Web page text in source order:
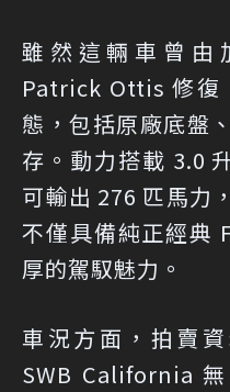
雖然這輛車曾由
Patrick Ottis 修復
態，包括原廠底盤
存。動力搭載 3.0
可輸出 276 匹馬力
不僅具備純正經典
厚的駕馭魅力。
車況方面，拍賣
SWB California